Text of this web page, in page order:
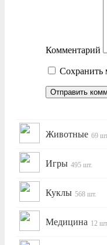
Комментарий
Сохранить
Животные 69
Игры 495 шт.
Куклы 568 шт.
Медицина 12 шт.